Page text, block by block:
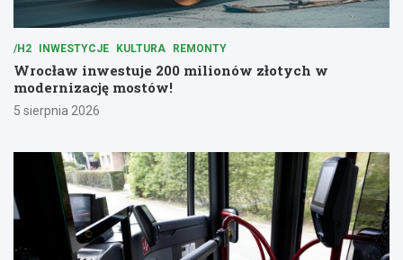
/H2 INWESTYCJE KULTURA REMONTY
Wrocław inwestuje 200 milionów złotych w
modernizację mostów!
5 sierpnia 2026